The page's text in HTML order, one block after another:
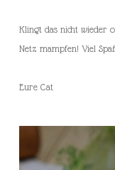
Klingt das nicht wieder
Netz mampfen! Viel
Eure Cat